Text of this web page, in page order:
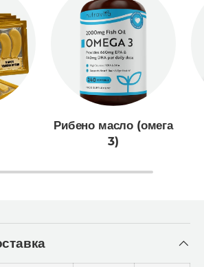
Рибено масло (омега
3)